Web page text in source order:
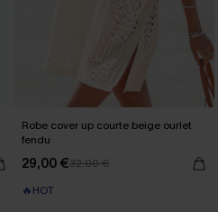
Robe cover up courte beige ourlet
fendu
29,00 €32,00 €
🔥HOT